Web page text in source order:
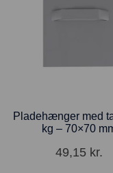
Pladehænger med
kg – 70×70
49,15 kr.